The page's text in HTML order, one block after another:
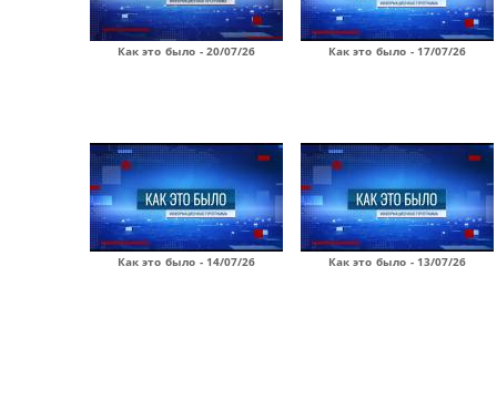
Как это было - 20/07/26 Как это было - 17/07/26
Как это было - 14/07/26 Как это было - 13/07/26